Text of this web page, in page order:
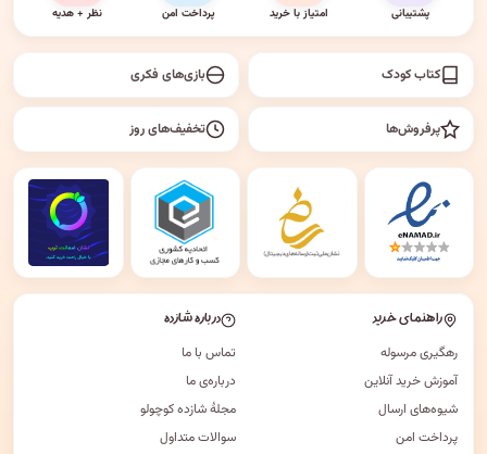
پشتیبانی امتیاز با خرید پرداخت امن نظر + هدیه
کتاب کودک بازی‌های فکری
پرفروش‌ها تخفیف‌های روز
راهنمای خرید
رهگیری مرسوله
آموزش خرید آنلاین
شیوه‌های ارسال
پرداخت امن
درباره شازده
تماس با ما
درباره‌ی ما
مجلهٔ شازده کوچولو
سوالات متداول